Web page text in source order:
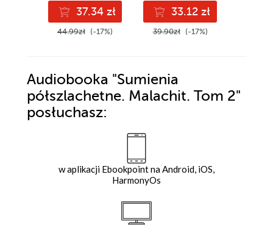
37.34 zł
44.99zł (-17%)
33.12 zł
39.90zł (-17%)
Audiobooka "Sumienia
półszlachetne. Malachit. Tom 2"
posłuchasz:
w aplikacji Ebookpoint na Android, iOS,
HarmonyOs